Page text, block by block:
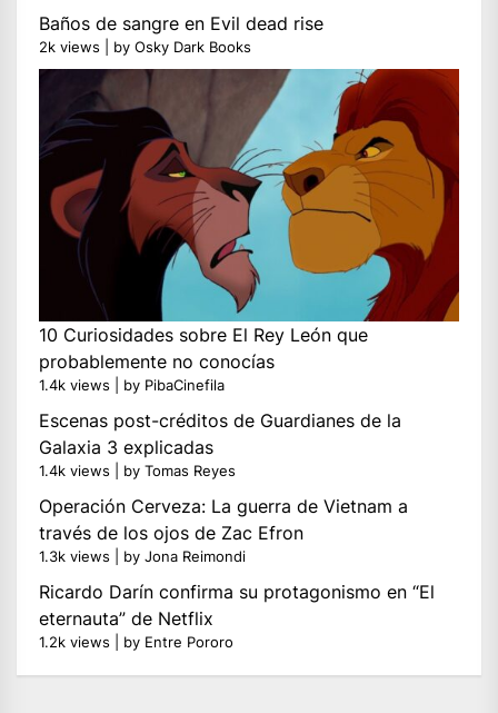
Baños de sangre en Evil dead rise
2k views by Osky Dark Books
10 Curiosidades sobre El Rey León que
probablemente no conocías
1.4k views by PibaCinefila
Escenas post-créditos de Guardianes de la
Galaxia 3 explicadas
1.4k views by Tomas Reyes
Operación Cerveza: La guerra de Vietnam a
través de los ojos de Zac Efron
1.3k views by Jona Reimondi
Ricardo Darín confirma su protagonismo en “El
eternauta” de Netflix
1.2k views by Entre Pororo